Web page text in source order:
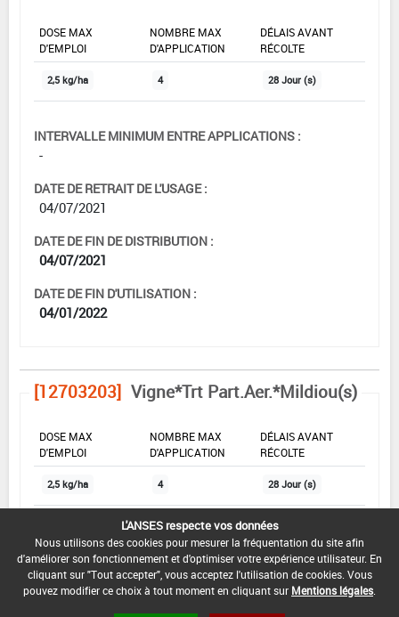
DOSE MAX
D'EMPLOI
NOMBRE MAX
D'APPLICATION
DÉLAIS AVANT
RÉCOLTE
2,5 kg/ha 4 28 Jour (s)
INTERVALLE MINIMUM ENTRE APPLICATIONS :
-
DATE DE RETRAIT DE L'USAGE :
04/07/2021
DATE DE FIN DE DISTRIBUTION :
04/07/2021
DATE DE FIN D'UTILISATION :
04/01/2022
[12703203] Vigne*Trt Part.Aer.*Mildiou(s)
DOSE MAX
D'EMPLOI
NOMBRE MAX
D'APPLICATION
DÉLAIS AVANT
RÉCOLTE
2,5 kg/ha 4 28 Jour (s)
INTERVALLE MINIMUM ENTRE APPLICATIONS :
-
DATE DE RETRAIT DE L'USAGE :
L'ANSES respecte vos données
Nous utilisons des cookies pour mesurer la fréquentation du site afin
d'améliorer son fonctionnement et d'optimiser votre expérience utilisateur. En
cliquant sur "Tout accepter", vous acceptez l'utilisation de cookies. Vous
pouvez modifier ce choix à tout moment en cliquant sur Mentions légales